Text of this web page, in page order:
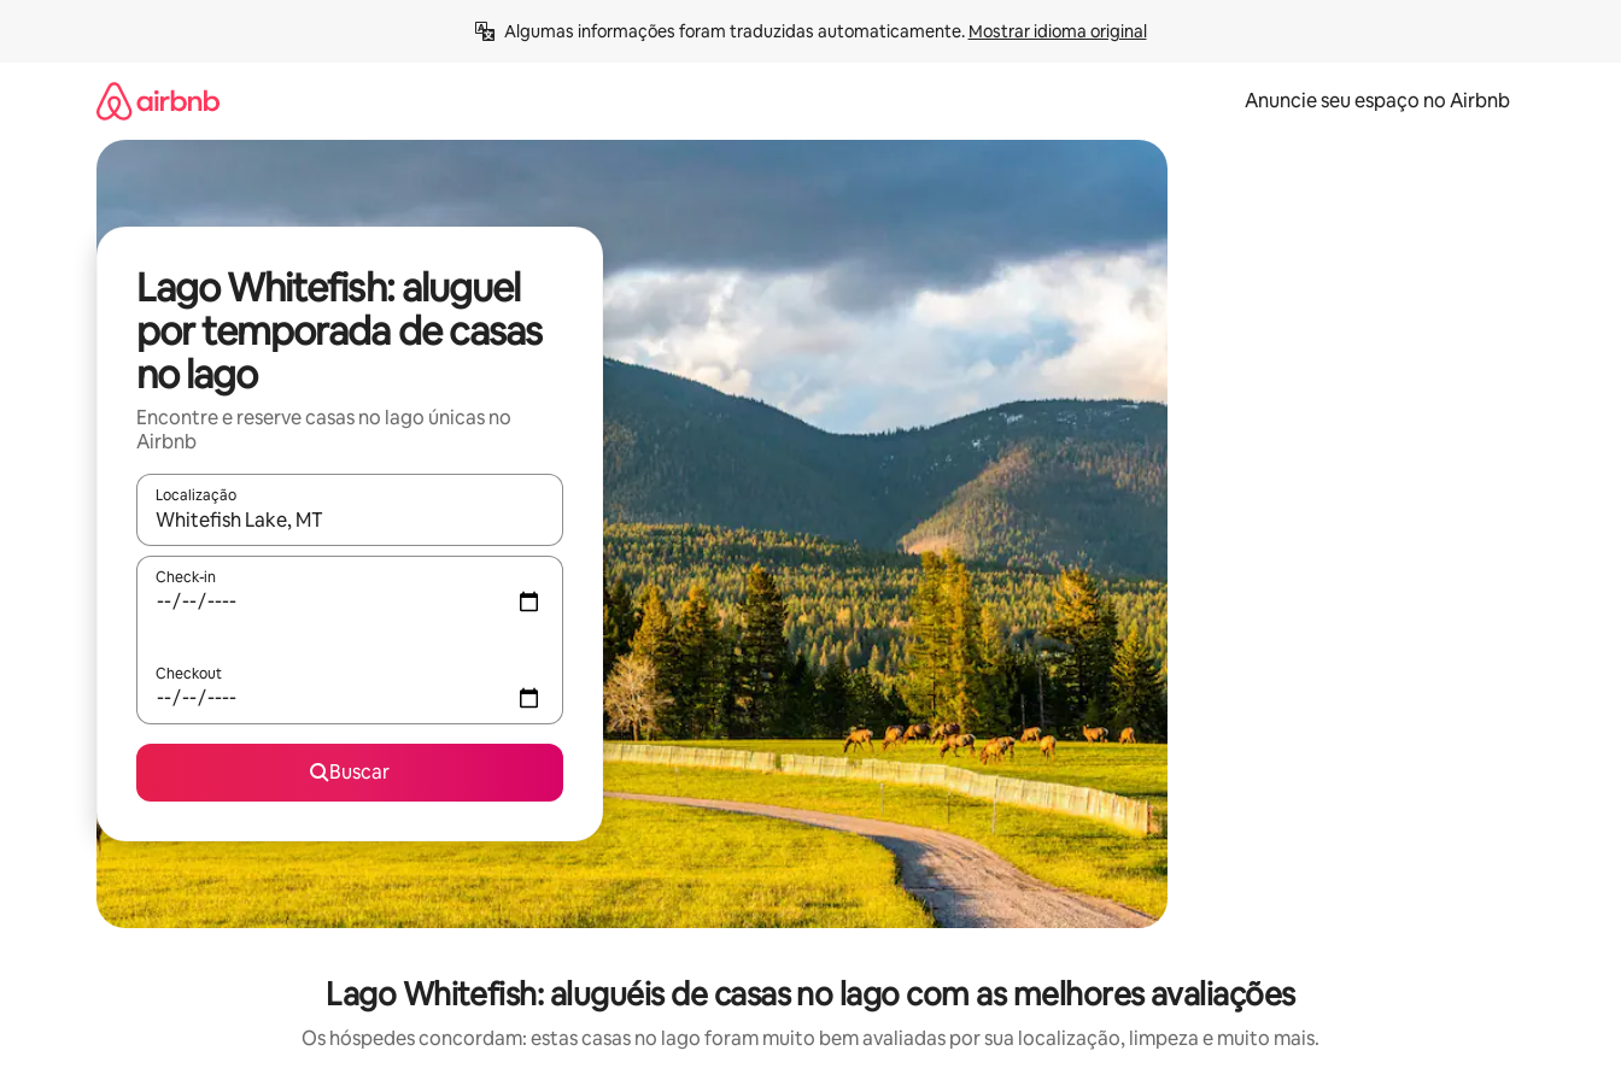
Algumas informações foram traduzidas automaticamente. Mostrar idioma original
Anuncie seu espaço no Airbnb
Lago Whitefish: aluguel
por temporada de casas
no lago
Encontre e reserve casas no lago únicas no
Airbnb
Localização
Quando os resultados estiverem disponíveis, explore-os usando as seta para cima e para baixo do teclado ou tocando e deslizando o dedo na tela.
Check-in
Checkout
Buscar
Lago Whitefish: aluguéis de casas no lago com as melhores avaliações
Os hóspedes concordam: estas casas no lago foram muito bem avaliadas por sua localização, limpeza e muito mais.